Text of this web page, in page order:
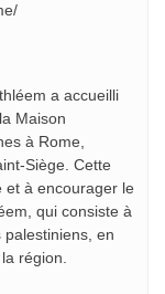
a accueilli
Maison
à Rome,
Siège. Cette
et à encourager le
qui consiste à
en
région.